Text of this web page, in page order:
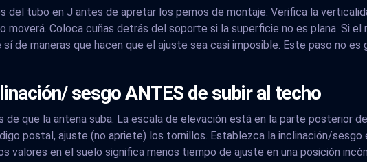
del tubo en J antes de apretar los pernos de montaje. Verifica la
Coloca cuñas detrás del soporte si la superficie no es plana. Si
de maneras que hacen que el ajuste sea casi imposible. Este paso no es
sesgo ANTES de subir al techo
que la antena suba. La escala de elevación está en la parte posterior
postal, ajuste (no apriete) los tornillos. Establezca la inclinación/sesgo
valores en el suelo significa menos tiempo de ajuste en una posición